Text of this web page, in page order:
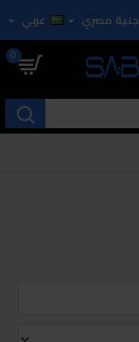
جنية مصري عربي
0